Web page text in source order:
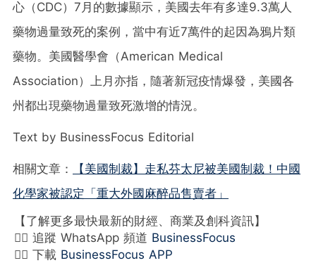
心（CDC）7月的數據顯示，美國去年有多達9.3萬人
藥物過量致死的案例，當中有近7萬件的起因為鴉片類
藥物。美國醫學會（American Medical
Association）上月亦指，隨著新冠疫情爆發，美國各
州都出現藥物過量致死激增的情況。
Text by BusinessFocus Editorial
相關文章：
【美國制裁】走私芬太尼被美國制裁！中國
化學家被認定「重大外國麻醉品售賣者」
【了解更多最快最新的財經、商業及創科資訊】
👉🏻 追蹤 WhatsApp 頻道 BusinessFocus
👉🏻 下載 BusinessFocus APP